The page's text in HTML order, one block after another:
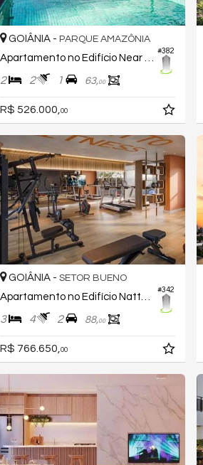
#382
GOIÂNIA - PARQUE AMAZÔNIA
Apartamento no Edifício Near Easy Style
2 2 1 63,00
R$ 526.000, 00
#342
GOIÂNIA - SETOR BUENO
Apartamento no Edifício Natto Bueno Design
3 4 2 88,00
R$ 766.650, 00